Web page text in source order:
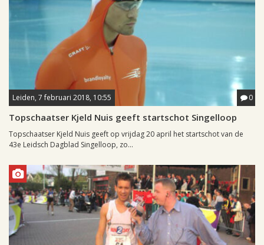
Leiden, 7 februari 2018, 10:55 0
Topschaatser Kjeld Nuis geeft startschot Singelloop
Topschaatser Kjeld Nuis geeft op vrijdag 20 april het startschot van de
43e Leidsch Dagblad Singelloop, zo...